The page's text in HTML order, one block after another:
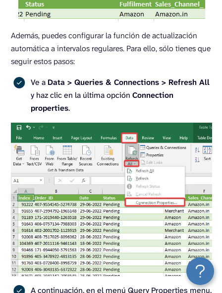
Además, puedes configurar la función de actualización
automática a intervalos regulares. Para ello, sólo tienes que
seguir estos pasos:
Ve a Data > Queries & Connections > Refresh All
y haz clic en la última opción Connection
properties.
A continuación, en el menú Query Properties menu,